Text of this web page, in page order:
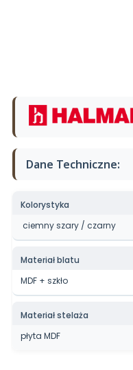
Dane Techniczne:
Kolorystyka
ciemny szary / czarny
Materiał blatu
MDF + szkło
Materiał stelaża
płyta MDF